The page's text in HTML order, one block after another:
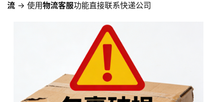
流 → 使用物流客服功能直接联系快递公司